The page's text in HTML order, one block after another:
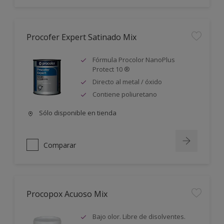
Procofer Expert Satinado Mix
Fórmula Procolor NanoPlus
Protect 10 ®
Directo al metal / óxido
Contiene poliuretano
Sólo disponible en tienda
Comparar
Procopox Acuoso Mix
Bajo olor. Libre de disolventes.